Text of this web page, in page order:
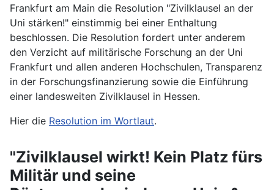
Frankfurt am Main die Resolution "Zivilklausel an der
Uni stärken!" einstimmig bei einer Enthaltung
beschlossen. Die Resolution fordert unter anderem
den Verzicht auf militärische Forschung an der Uni
Frankfurt und allen anderen Hochschulen, Transparenz
in der Forschungsfinanzierung sowie die Einführung
einer landesweiten Zivilklausel in Hessen.
Hier die Resolution im Wortlaut.
"Zivilklausel wirkt! Kein Platz fürs
Militär und seine